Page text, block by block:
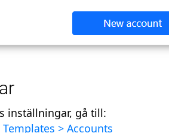
inställningar, gå till:
Templates > Accounts